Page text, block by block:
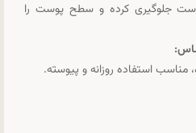
جلوگیری کرده و سطح پوست را
مناسب استفاده روزانه و پیوسته.